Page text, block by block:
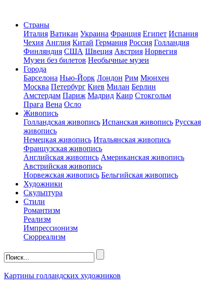
Страны
Италия Ватикан Украина Франция Египет Испания
Чехия Англия Китай Германия Россия Голландия
Финляндия США Швеция Австрия Норвегия
Музеи без билетов Необычные музеи
Города
Барселона Нью-Йорк Лондон Рим Мюнхен
Москва Петербург Киев Милан Берлин
Амстердам Париж Мадрид Каир Стокгольм
Прага Вена Осло
Живопись
Голландская живопись Испанская живопись Русская
живопись
Немецкая живопись Итальянская живопись
Французская живопись
Английская живопись Американская живопись
Австрийская живопись
Норвежская живопись Бельгийская живопись
Художники
Скульптура
Стили
Романтизм
Реализм
Импрессионизм
Сюрреализм
Картины голландских художников